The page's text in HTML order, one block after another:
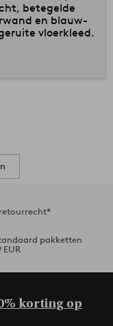
pakketten
EUR
korting op